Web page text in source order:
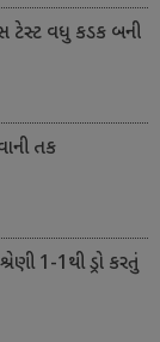
ટેસ્ટ વધુ કડક બની
તક
1-1થી ડ્રો કરતું